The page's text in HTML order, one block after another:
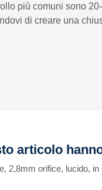
più comuni sono
di creare una
articolo
2,8mm orifice, lucido,